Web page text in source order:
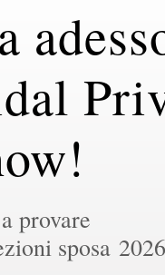
provare
sposa 2026